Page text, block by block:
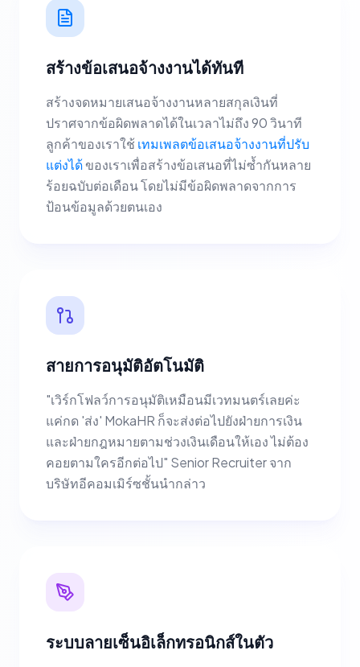
สร้างข้อเสนอจ้างงานได้ทันที
สร้างจดหมายเสนอจ้างงานหลายสกุลเงินที่
ปราศจากข้อผิดพลาดได้ในเวลาไม่ถึง 90 วินาที
ลูกค้าของเราใช้ เทมเพลตข้อเสนอจ้างงานที่ปรับ
แต่งได้ของเราเพื่อสร้างข้อเสนอที่ไม่ซ้ำกันหลาย
ร้อยฉบับต่อเดือน โดยไม่มีข้อผิดพลาดจากการ
ป้อนข้อมูลด้วยตนเอง
สายการอนุมัติอัตโนมัติ
"เวิร์กโฟลว์การอนุมัติเหมือนมีเวทมนตร์เลยค่ะ
แค่กด 'ส่ง' MokaHR ก็จะส่งต่อไปยังฝ่ายการเงิน
และฝ่ายกฎหมายตามช่วงเงินเดือนให้เอง ไม่ต้อง
คอยตามใครอีกต่อไป" Senior Recruiter จาก
บริษัทอีคอมเมิร์ซชั้นนำกล่าว
ระบบลายเซ็นอิเล็กทรอนิกส์ในตัว